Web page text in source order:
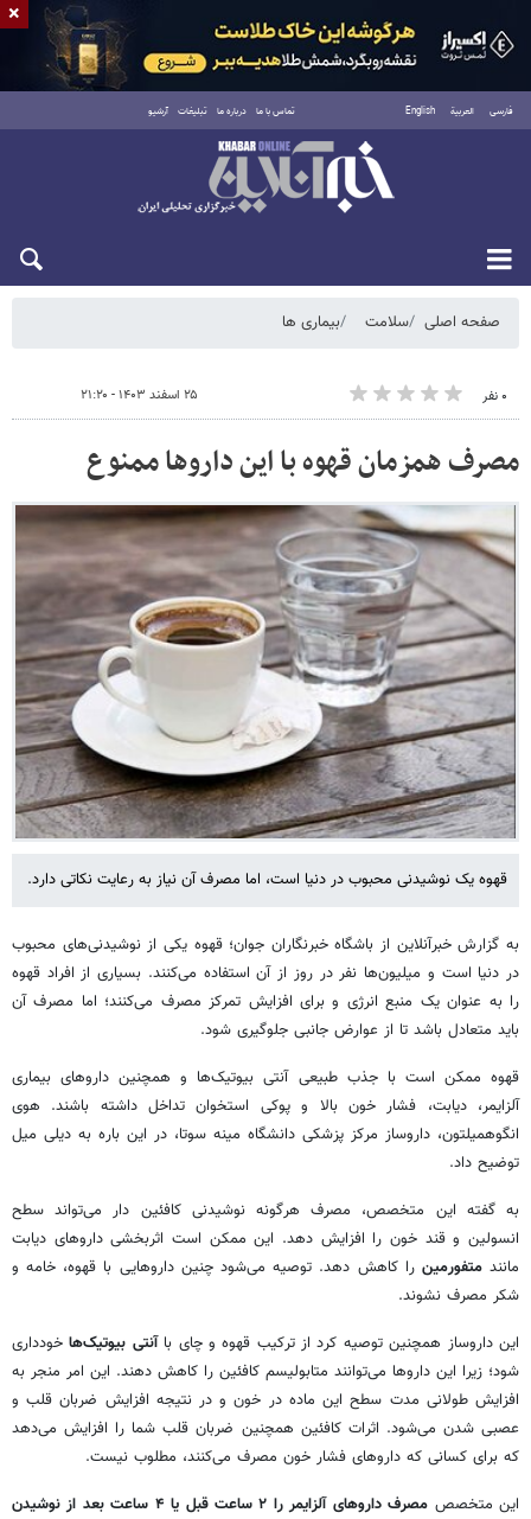
فارسی العربية English تماس با ما درباره ما تبلیغات آرشیو
جمعه ۱۶ مرداد ۱۴۰۵
صفحه اصلی سلامت بیماری ها
۰ نفر ۲۵ اسفند ۱۴۰۳ - ۲۱:۲۰
مصرف همزمان قهوه با این داروها ممنوع
قهوه یک نوشیدنی محبوب در دنیا است، اما مصرف آن نیاز به رعایت نکاتی دارد.
به گزارش خبرآنلاین از باشگاه خبرنگاران جوان؛ قهوه یکی از نوشیدنی‌های محبوب
در دنیا است و میلیون‌ها نفر در روز از آن استفاده می‌کنند. بسیاری از افراد قهوه
را به عنوان یک منبع انرژی و برای افزایش تمرکز مصرف می‌کنند؛ اما مصرف آن
باید متعادل باشد تا از عوارض جانبی جلوگیری شود.
قهوه ممکن است با جذب طبیعی آنتی بیوتیک‌ها و همچنین داروهای بیماری
آلزایمر، دیابت، فشار خون بالا و پوکی استخوان تداخل داشته باشند. هوی
انگوهمیلتون، داروساز مرکز پزشکی دانشگاه مینه سوتا، در این باره به دیلی میل
توضیح داد.
به گفته این متخصص، مصرف هرگونه نوشیدنی کافئین دار می‌تواند سطح
انسولین و قند خون را افزایش دهد. این ممکن است اثربخشی داروهای دیابت
مانندمتفورمین را کاهش دهد. توصیه می‌شود چنین داروهایی با قهوه، خامه و
شکر مصرف نشوند.
این داروساز همچنین توصیه کرد از ترکیب قهوه و چای باآنتی بیوتیک‌هاخودداری
شود؛ زیرا این داروها می‌توانند متابولیسم کافئین را کاهش دهند. این امر منجر به
افزایش طولانی مدت سطح این ماده در خون و در نتیجه افزایش ضربان قلب و
عصبی شدن می‌شود. اثرات کافئین همچنین ضربان قلب شما را افزایش می‌دهد
که برای کسانی که داروهای فشار خون مصرف می‌کنند، مطلوب نیست.
این متخصص
مصرف داروهای آلزایمر را ۲ ساعت قبل یا ۴ ساعت بعد از نوشیدن
×